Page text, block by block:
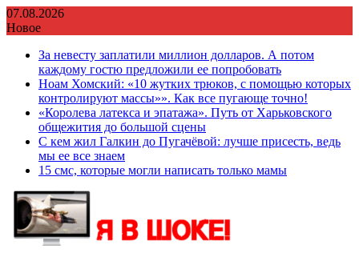
Перейти
к
07.08.2026
Новое
За невесту заплатили миллион долларов. А потом
каждому гостю предложили ее попробовать
Ноам Хомский: «10 жутких трюков, с помощью которых
контролируют массы»». Как все пугающе точно!
«Королева латекса и эпатажа». Путь от Харьковского
общежития до большой сцены
С кем жил Галкин до Пугачёвой: лучше присесть, ведь
мы ее все знаем
15 смс, которые могли написать только мамы